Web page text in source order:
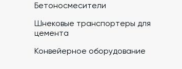
Бетоносмесители
Шнековые транспортеры для
цемента
Конвейерное оборудование